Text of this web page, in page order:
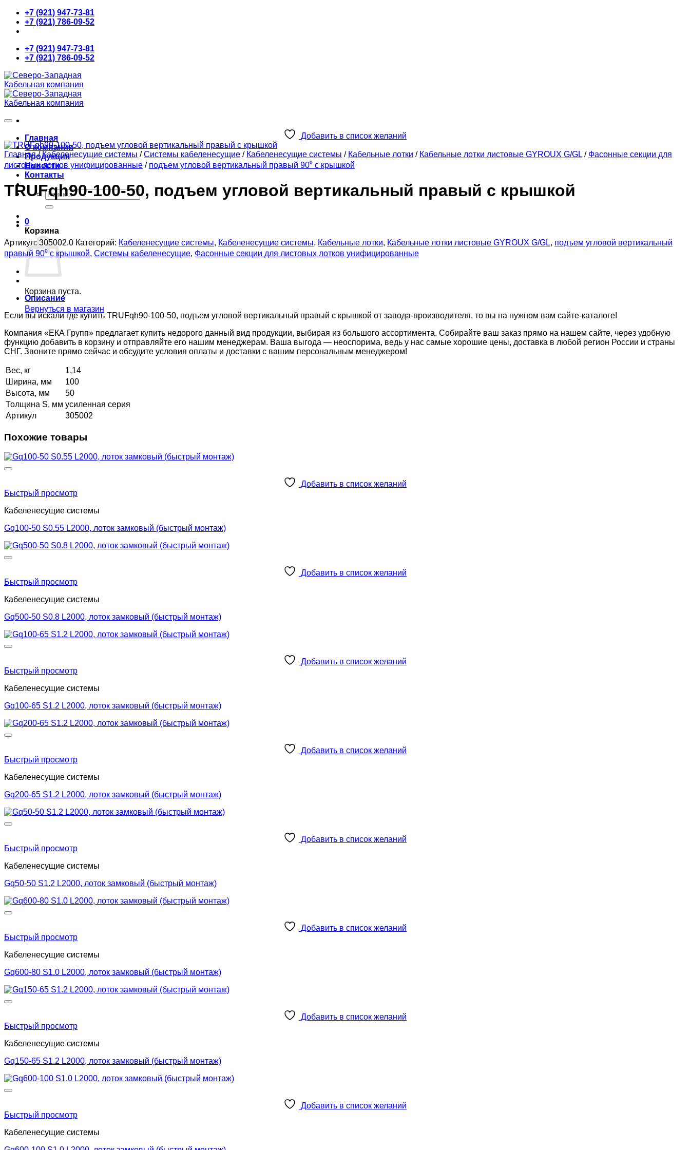
Skip
content
+7 (921) 947-73-81
+7 (921) 786-09-52
+7 (921) 947-73-81
+7 (921) 786-09-52
Главная
О компании
Продукция
Новости
Контакты
Искать:
0
Корзина
Корзина пуста.
Вернуться в магазин
Добавить в список желаний
Главная / Кабеленесущие системы / Системы кабеленесущие / Кабеленесущие системы / Кабельные лотки / Кабельные лотки листовые GYROUX G/GL / Фасонные секции для
листовых лотков унифицированные / подъем угловой вертикальный правый 90⁰ с крышкой
TRUFqh90-100-50, подъем угловой вертикальный правый с крышкой
Артикул: 305002.0 Категорий: Кабеленесущие системы, Кабеленесущие системы, Кабельные лотки, Кабельные лотки листовые GYROUX G/GL, подъем угловой вертикальный
правый 90⁰ с крышкой, Системы кабеленесущие, Фасонные секции для листовых лотков унифицированные
Описание
Если вы искали где купить TRUFqh90-100-50, подъем угловой вертикальный правый с крышкой от завода-производителя, то вы на нужном вам сайте-каталоге!
Компания «ЕКА Групп» предлагает купить недорого данный вид продукции, выбирая из большого ассортимента. Собирайте ваш заказ прямо на нашем сайте, через удобную
функцию добавить в корзину и отправляйте его нашим менеджерам. Ваша выгода — неоспорима, ведь у нас самые хорошие цены, доставка в любой регион России и страны
СНГ. Звоните прямо сейчас и обсудите условия оплаты и доставки с вашим персональным менеджером!
Вес, кг
1,14
Ширина, мм
100
Высота, мм
50
Толщина S, мм усиленная серия
Артикул
305002
Похожие товары
Добавить в список желаний
Быстрый просмотр
Кабеленесущие системы
Gq100-50 S0.55 L2000, лоток замковый (быстрый монтаж)
Добавить в список желаний
Быстрый просмотр
Кабеленесущие системы
Gq500-50 S0.8 L2000, лоток замковый (быстрый монтаж)
Добавить в список желаний
Быстрый просмотр
Кабеленесущие системы
Gq100-65 S1.2 L2000, лоток замковый (быстрый монтаж)
Добавить в список желаний
Быстрый просмотр
Кабеленесущие системы
Gq200-65 S1.2 L2000, лоток замковый (быстрый монтаж)
Добавить в список желаний
Быстрый просмотр
Кабеленесущие системы
Gq50-50 S1.2 L2000, лоток замковый (быстрый монтаж)
Добавить в список желаний
Быстрый просмотр
Кабеленесущие системы
Gq600-80 S1.0 L2000, лоток замковый (быстрый монтаж)
Добавить в список желаний
Быстрый просмотр
Кабеленесущие системы
Gq150-65 S1.2 L2000, лоток замковый (быстрый монтаж)
Добавить в список желаний
Быстрый просмотр
Кабеленесущие системы